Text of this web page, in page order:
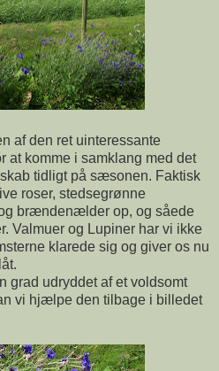
af den ret uinteressante
komme i samklang med det
tidligt på sæsonen. Faktisk
roser, stedsegrønne
brændenælder op, og såede
Valmuer og Lupiner har vi ikke
klarede sig og giver os nu
grad udryddet af et voldsomt
vi hjælpe den tilbage i billedet